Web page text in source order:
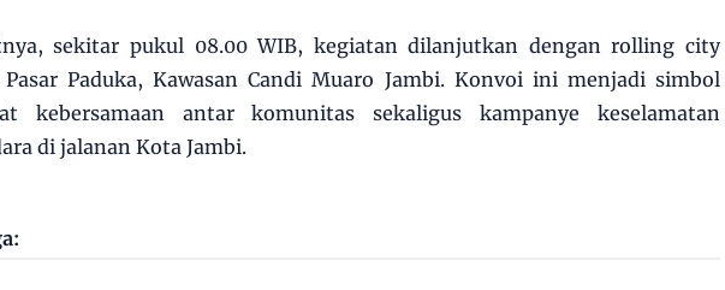
sekitar pukul 08.00 WIB, kegiatan dilanjutkan dengan rolling city
Paduka, Kawasan Candi Muaro Jambi. Konvoi ini menjadi simbol
kebersamaan antar komunitas sekaligus kampanye keselamatan
di jalanan Kota Jambi.